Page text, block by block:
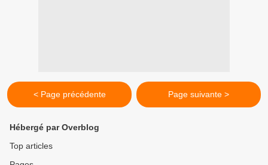
< Page précédente Page suivante >
Hébergé par Overblog
Top articles